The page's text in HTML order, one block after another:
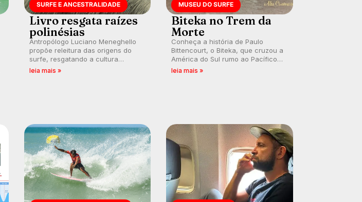
SURFE E ANCESTRALIDADE
Livro resgata raízes
polinésias
Antropólogo Luciano Meneghello
propõe releitura das origens do
surfe, resgatando a cultura
polinésia e questionando a visão
leia mais »
MUSEU DO SURFE
Biteka no Trem da
Morte
Conheça a história de Paulo
Bittencourt, o Biteka, que cruzou a
América do Sul rumo ao Pacífico
em uma jornada que se tornou um
leia mais »